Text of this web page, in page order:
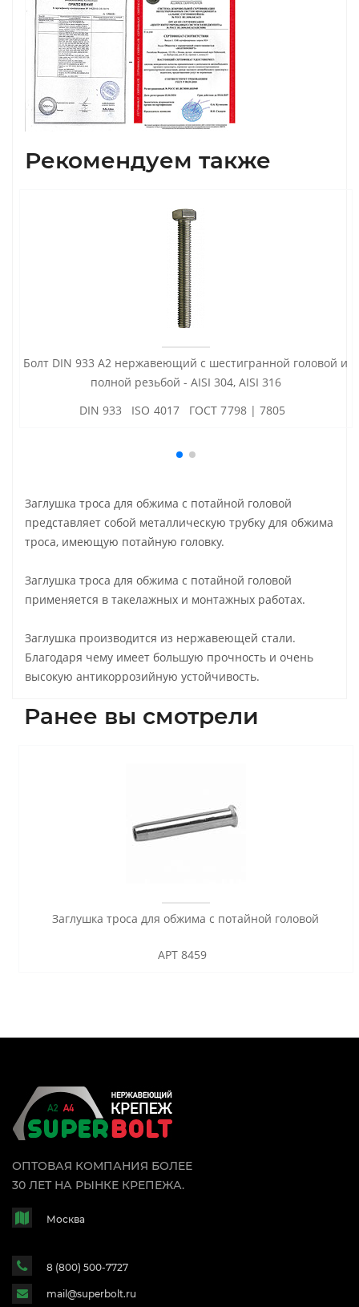
Рекомендуем также
Болт DIN 933 А2 нержавеющий с шестигранной головой и
полной резьбой - AISI 304, AISI 316
DIN 933 ISO 4017 ГОСТ 7798 | 7805
Заглушка троса для обжима с потайной головой
представляет собой металлическую трубку для обжима
троса, имеющую потайную головку.
Заглушка троса для обжима с потайной головой
применяется в такелажных и монтажных работах.
Заглушка производится из нержавеющей стали.
Благодаря чему имеет большую прочность и очень
высокую антикоррозийную устойчивость.
Ранее вы смотрели
Заглушка троса для обжима с потайной головой
АРТ 8459
ОПТОВАЯ КОМПАНИЯ БОЛЕЕ
30 ЛЕТ НА РЫНКЕ КРЕПЕЖА.
Москва
8 (800) 500-7727
mail@superbolt.ru